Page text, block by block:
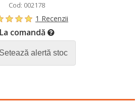
Cod: 002178
1 Recenzii
La comandă
Setează alertă stoc